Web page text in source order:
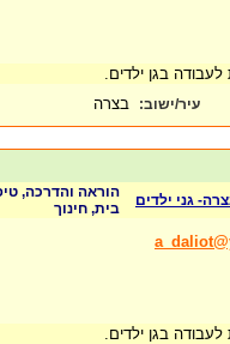
בגן ילדים.
עיר/ישוב: בצרה
גני ילדים
הוראה והדרכה,
בית, חינוך
בגן ילדים.